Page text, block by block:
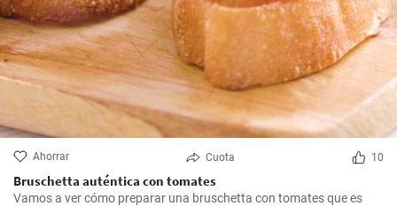
Ahorrar Cuota 10
Bruschetta auténtica con tomates
Vamos a ver cómo preparar una bruschetta con tomates que es